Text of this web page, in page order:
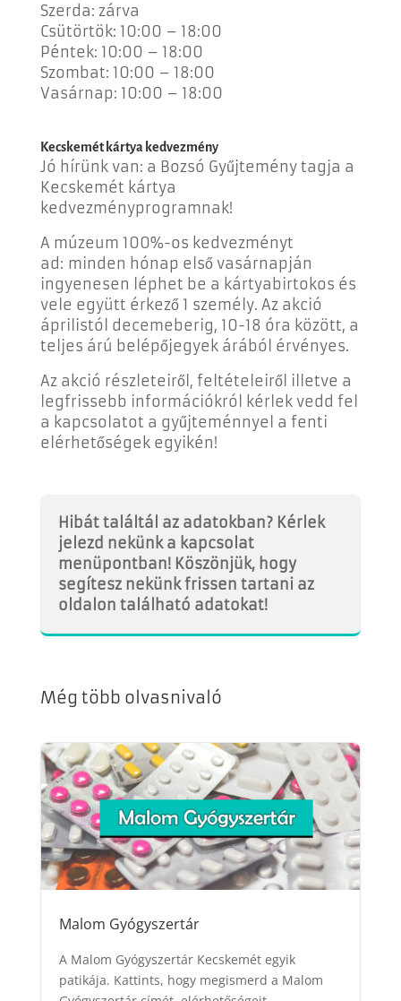
Szerda: zárva
Csütörtök: 10:00 – 18:00
Péntek: 10:00 – 18:00
Szombat: 10:00 – 18:00
Vasárnap: 10:00 – 18:00
Kecskemét kártya kedvezmény
Jó hírünk van: a Bozsó Gyűjtemény tagja a
Kecskemét kártya
kedvezményprogramnak!
A múzeum 100%-os kedvezményt
ad: minden hónap első vasárnapján
ingyenesen léphet be a kártyabirtokos és
vele együtt érkező 1 személy. Az akció
áprilistól decemeberig, 10-18 óra között, a
teljes árú belépőjegyek árából érvényes.
Az akció részleteiről, feltételeiről illetve a
legfrissebb információkról kérlek vedd fel
a kapcsolatot a gyűjteménnyel a fenti
elérhetőségek egyikén!
Hibát találtál az adatokban? Kérlek
jelezd nekünk a kapcsolat
menüpontban! Köszönjük, hogy
segítesz nekünk frissen tartani az
oldalon található adatokat!
Még több olvasnivaló
Malom Gyógyszertár
A Malom Gyógyszertár Kecskemét egyik
patikája. Kattints, hogy megismerd a Malom